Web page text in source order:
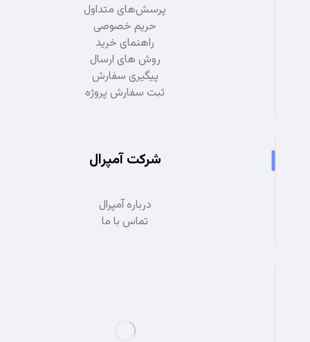
پرسش‌های متداول
حریم خصوصی
راهنمای خرید
روش های ارسال
پیگیری سفارش
ثبت سفارش پروژه
شرکت آمپرال
درباره آمپرال
تماس با ما